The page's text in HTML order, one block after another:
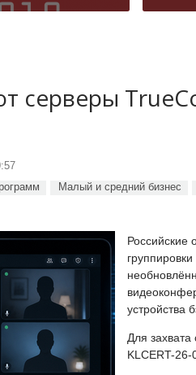
серверы
Малый и средний бизнес
Российские
устройства
Для
KLCERT-26-